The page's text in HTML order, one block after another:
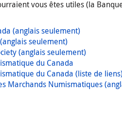
vous êtes utiles (la
(anglais seulement)
seulement)
(anglais seulement)
du Canada
du Canada (liste de
Marchands Numismatiques